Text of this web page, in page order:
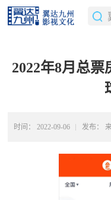
2022年8月总票
时间： 2022-09-06 发布：